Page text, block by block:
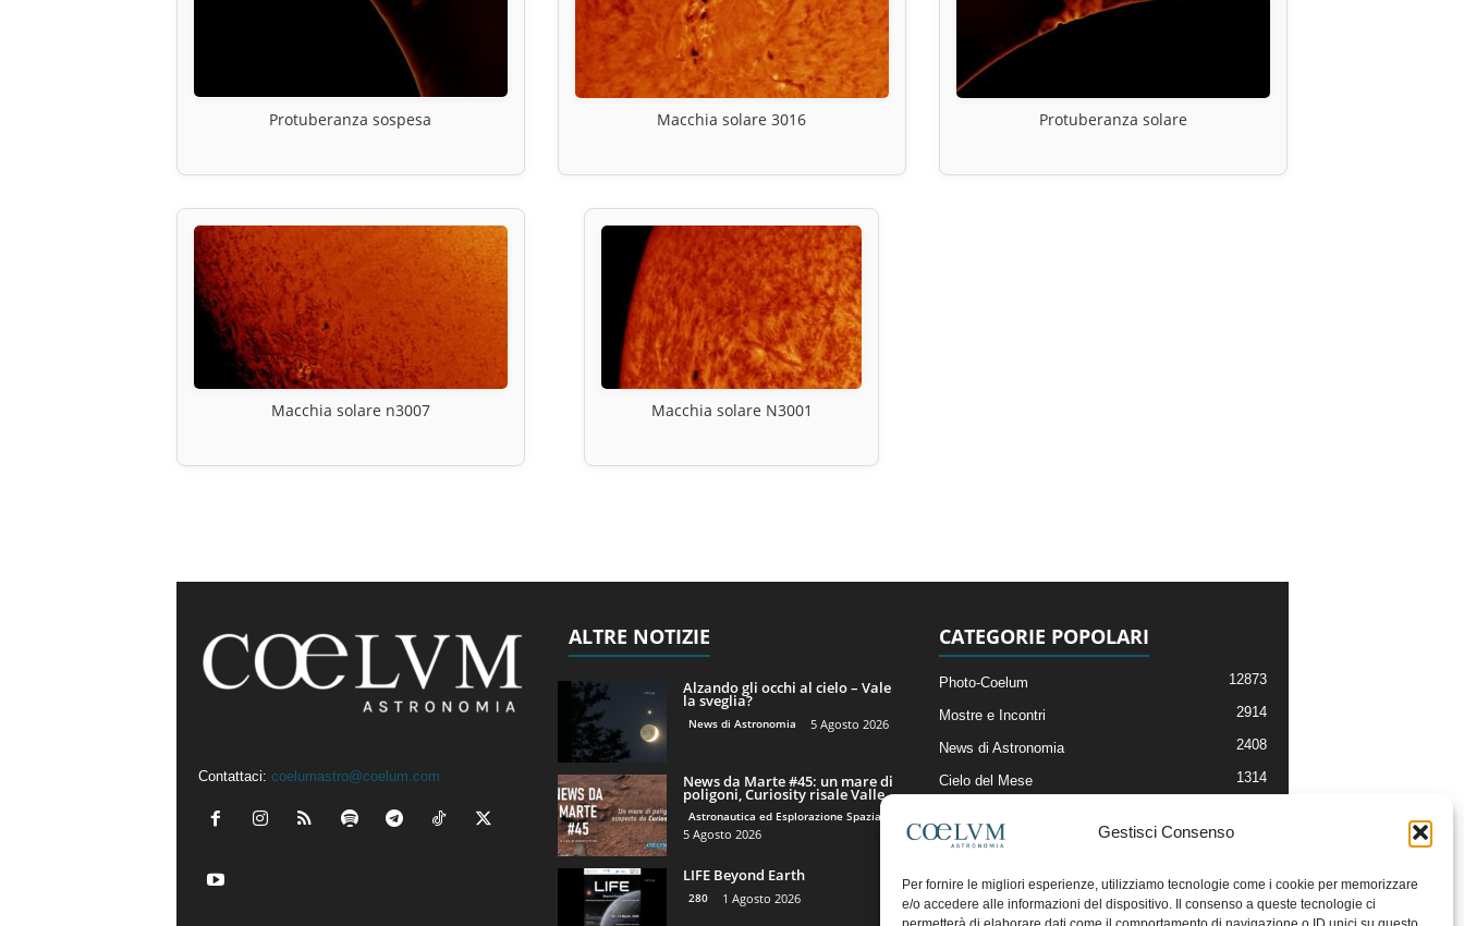
Gestisci Consenso
Per fornire le migliori esperienze, utilizziamo tecnologie come i cookie per memorizzare
e/o accedere alle informazioni del dispositivo. Il consenso a queste tecnologie ci
Protuberanza sospesa Macchia solare 3016 Protuberanza solare
Macchia solare n3007 Macchia solare N3001
Contattaci: coelumastro@coelum.com
ALTRE NOTIZIE
Alzando gli occhi al cielo – Vale
la sveglia?
News di Astronomia 5 Agosto 2026
News da Marte #45: un mare di
poligoni, Curiosity risale Valle...
Astronautica ed Esplorazione Spaziale
5 Agosto 2026
LIFE Beyond Earth
280 1 Agosto 2026
CATEGORIE POPOLARI
Photo-Coelum 12873
Mostre e Incontri 2914
News di Astronomia 2408
Cielo del Mese 1314
Articoli e Risorse On-Line
Il Blog della Redazione